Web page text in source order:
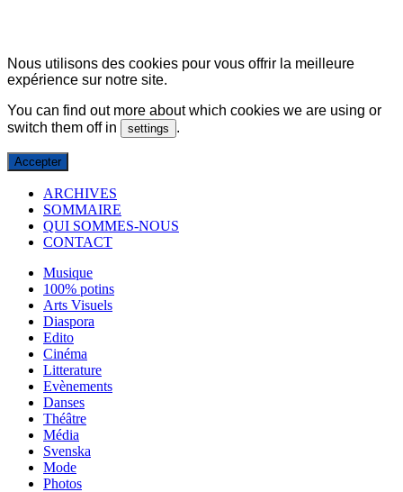
Nous utilisons des cookies pour vous offrir la meilleure
expérience sur notre site.
You can find out more about which cookies we are using or
switch them off in
settings .
Accepter
ARCHIVES
SOMMAIRE
QUI SOMMES-NOUS
CONTACT
Musique
100% potins
Arts Visuels
Diaspora
Edito
Cinéma
Litterature
Evènements
Danses
Théâtre
Média
Svenska
Mode
Photos